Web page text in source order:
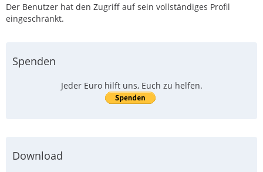
Der Benutzer hat den Zugriff auf sein vollständiges Profil
eingeschränkt.
Spenden
Jeder Euro hilft uns, Euch zu helfen.
Download